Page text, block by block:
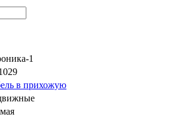
1
в прихожую